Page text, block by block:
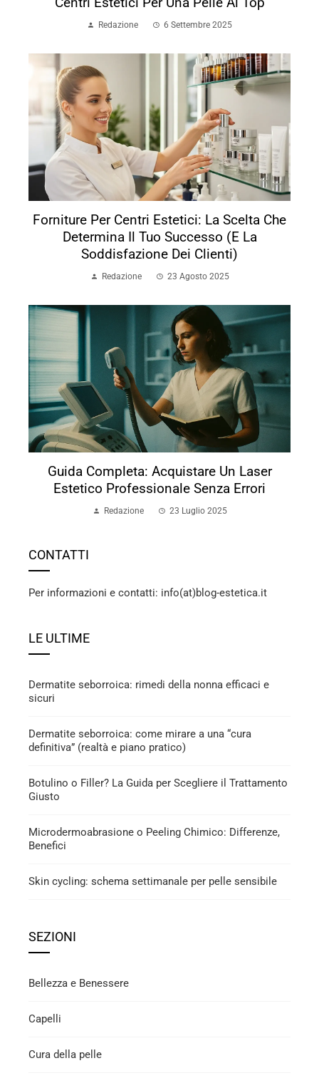
Redazione 6 Settembre 2025
Forniture Per Centri Estetici: La Scelta Che
Determina Il Tuo Successo (e La
Soddisfazione Dei Clienti)
Redazione 23 Agosto 2025
Guida Completa: Acquistare Un Laser
Estetico Professionale Senza Errori
Redazione 23 Luglio 2025
CONTATTI
Per informazioni e contatti: info(at)blog-estetica.it
LE ULTIME
Dermatite seborroica: rimedi della nonna efficaci e
sicuri
Dermatite seborroica: come mirare a una “cura
definitiva” (realtà e piano pratico)
Botulino o Filler? La Guida per Scegliere il Trattamento
Giusto
Microdermoabrasione o Peeling Chimico: Differenze,
Benefici
Skin cycling: schema settimanale per pelle sensibile
SEZIONI
Bellezza e Benessere
Capelli
Cura della pelle